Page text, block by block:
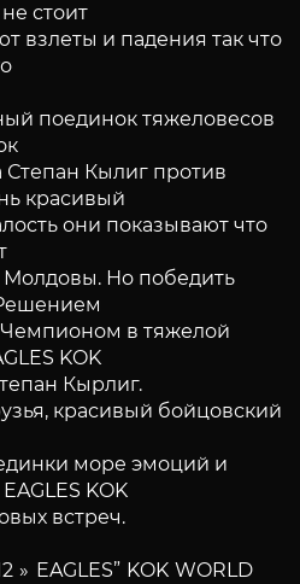
стоит
взлеты и падения так что
поединок тяжеловесов
Кылиг против
красивый
они показывают что
Но победить
в тяжелой
KOK
Кырлиг.
красивый бойцовский
море эмоций и
KOK
встреч.
» EAGLES” KOK WORLD